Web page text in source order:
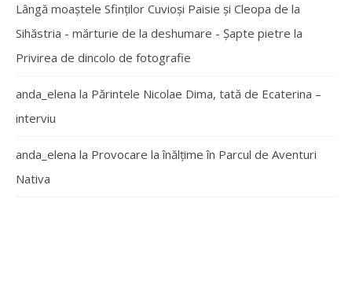
Lângă moaștele Sfinților Cuvioși Paisie și Cleopa de la
Sihăstria - mărturie de la deshumare - Şapte pietre la
Privirea de dincolo de fotografie
anda_elena la Părintele Nicolae Dima, tată de Ecaterina –
interviu
anda_elena la Provocare la înălțime în Parcul de Aventuri
Nativa